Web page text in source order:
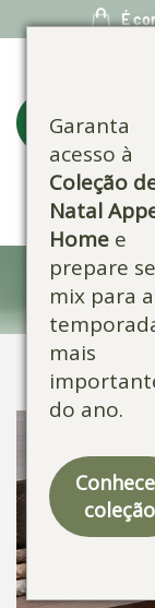
Garanta
acesso à
Coleção
Natal
Home e
prepare
mix para a
mais
do ano.
coleção
É